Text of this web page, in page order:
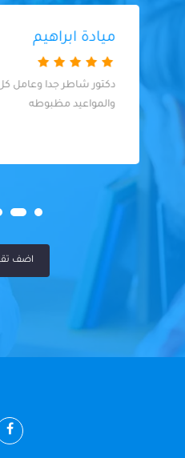
ميادة ابراهيم
دكتور شاطر جدا وعامل كل
والمواعيد مظبوطه
اضف